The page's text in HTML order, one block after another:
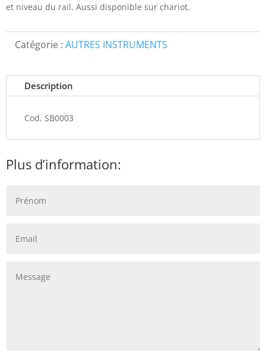
et niveau du rail. Aussi disponible sur chariot.
Catégorie : AUTRES INSTRUMENTS
Description
Cod. SB0003
Plus d’information: